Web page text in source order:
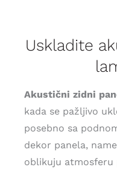
Uskladite
Akustični zidni
kada se pažljivo
posebno sa
dekor panela,
oblikuju atmosferu